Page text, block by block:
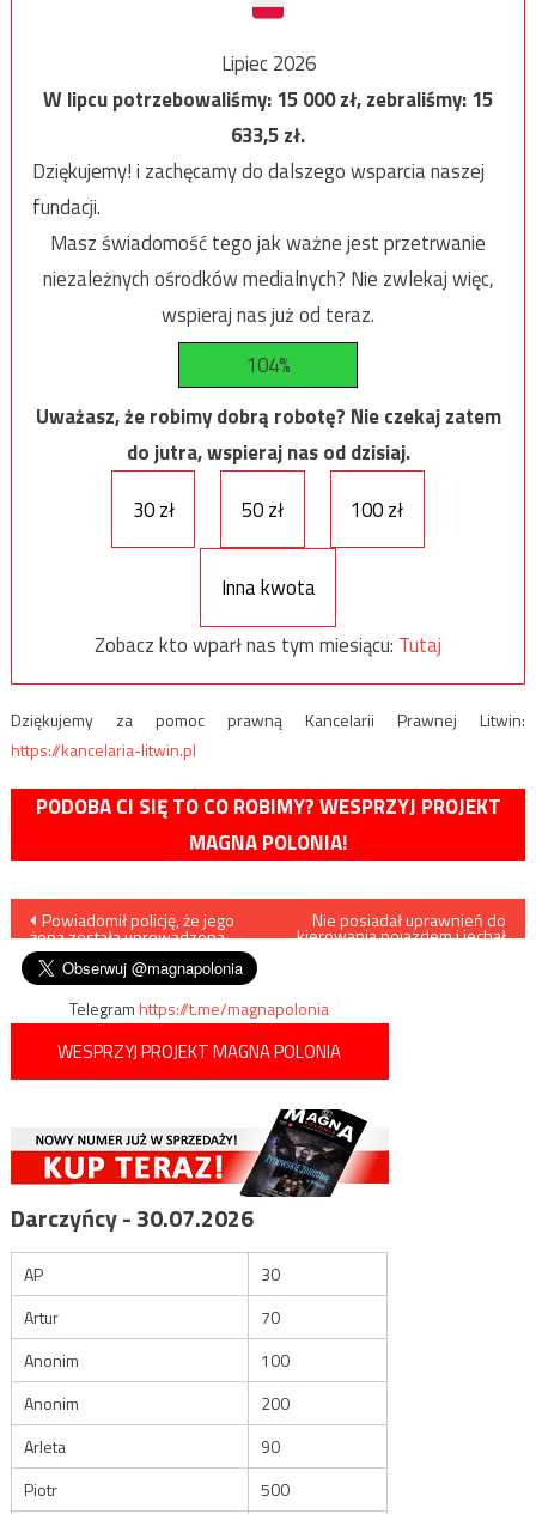
Lipiec 2026
W lipcu potrzebowaliśmy:15 000zł, zebraliśmy:15
633,5zł.
Dziękujemy! i zachęcamy do dalszego wsparcia naszej
fundacji.
Masz świadomość tego jak ważne jest przetrwanie
niezależnych ośrodków medialnych? Nie zwlekaj więc,
wspieraj nas już od teraz.
104%
Uważasz, że robimy dobrą robotę? Nie czekaj zatem
do jutra, wspieraj nas od dzisiaj.
30 zł
50 zł 100 zł
Inna kwota
Zobacz kto wparł nas tym miesiącu: Tutaj
Dziękujemy za pomoc prawną Kancelarii Prawnej Litwin:
https://kancelaria-litwin.pl
PODOBA CI SIĘ TO CO ROBIMY? WESPRZYJ PROJEKT
MAGNA POLONIA!
Nawigacja
wpisu
Powiadomił policję, że jego
żona została uprowadzona
Nie posiadał uprawnień do
kierowania pojazdem i jechał
Telegramhttps://t.me/magnapolonia
WESPRZYJ PROJEKT MAGNA POLONIA
Darczyńcy - 30.07.2026
AP
30
Artur
70
Anonim
100
Anonim
200
Arleta
90
Piotr
500